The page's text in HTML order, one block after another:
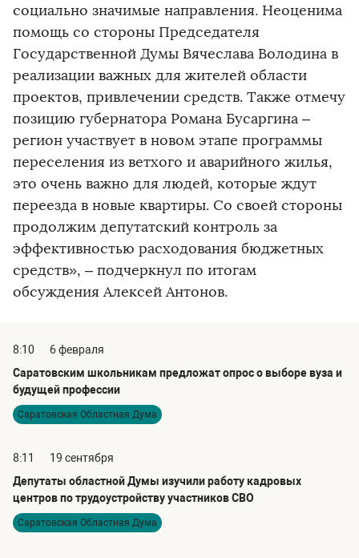
социально значимые направления. Неоценима
помощь со стороны Председателя
Государственной Думы Вячеслава Володина в
реализации важных для жителей области
проектов, привлечении средств. Также отмечу
позицию губернатора Романа Бусаргина –
регион участвует в новом этапе программы
переселения из ветхого и аварийного жилья,
это очень важно для людей, которые ждут
переезда в новые квартиры. Со своей стороны
продолжим депутатский контроль за
эффективностью расходования бюджетных
средств», – подчеркнул по итогам
обсуждения Алексей Антонов.
8:10
6 февраля
Саратовским школьникам предложат опрос о выборе вуза и
будущей профессии
Саратовская Областная Дума
8:11
19 сентября
Депутаты областной Думы изучили работу кадровых
центров по трудоустройству участников СВО
Саратовская Областная Дума